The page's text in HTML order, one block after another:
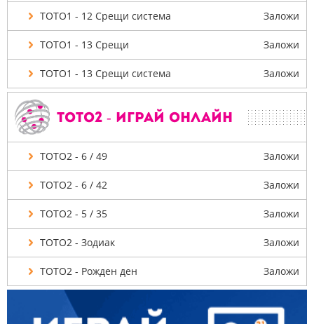
ТОТО1 - 12 Срещи система Заложи
ТОТО1 - 13 Срещи Заложи
ТОТО1 - 13 Срещи система Заложи
ТОТО2 - Играй онлайн
ТОТО2 - 6 / 49 Заложи
ТОТО2 - 6 / 42 Заложи
ТОТО2 - 5 / 35 Заложи
ТОТО2 - Зодиак Заложи
ТОТО2 - Рожден ден Заложи